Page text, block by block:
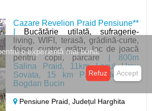
Cazare Revelion Praid Pensiune**
Bucătărie utilată, sufragerie-
living, WIFI, terasă, grădină-curte,
foișor, cuptor, grătar, loc de joacă
pentru copii, parcare | 800m
Salina Praid, 11km Lacul Ursu
Sovata, 15 km Pârtia de Schi
Bogdan Bucin
Pensiune Praid,Județul Harghita
o experiență mai bună.
Refuz Accept